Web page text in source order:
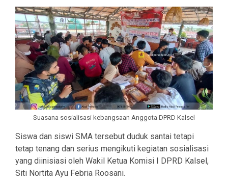
Suasana sosialisasi kebangsaan Anggota DPRD Kalsel
Siswa dan siswi SMA tersebut duduk santai tetapi
tetap tenang dan serius mengikuti kegiatan sosialisasi
yang diinisiasi oleh Wakil Ketua Komisi I DPRD Kalsel,
Siti Nortita Ayu Febria Roosani.